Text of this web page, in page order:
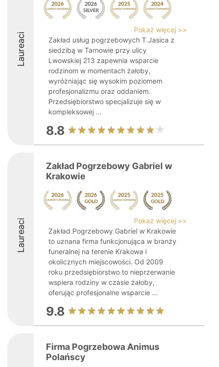
Laureaci
Pokaż więcej >>
Zakład usług pogrzebowych T.Jasica z
siedzibą w Tarnowie przy ulicy
Lwowskiej 213 zapewnia wsparcie
rodzinom w momentach żałoby,
wyróżniając się wysokim poziomem
profesjonalizmu oraz oddaniem.
Przedsiębiorstwo specjalizuje się w
kompleksowej ...
8.8
Laureaci
Zakład Pogrzebowy Gabriel w
Krakowie
Pokaż więcej >>
Zakład Pogrzebowy Gabriel w Krakowie
to uznana firma funkcjonująca w branży
funeralnej na terenie Krakowa i
okolicznych miejscowości. Od 2009
roku przedsiębiorstwo to nieprzerwanie
wspiera rodziny w czasie żałoby,
oferując profesjonalne wsparcie ...
9.8
Firma Pogrzebowa Animus
Polańscy